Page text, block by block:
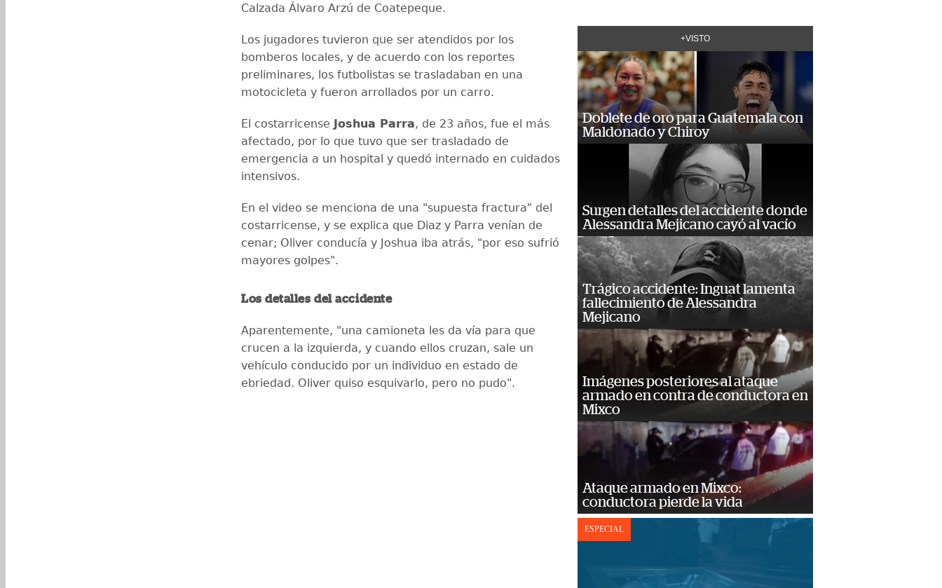
Calzada Álvaro Arzú de Coatepeque.
Los jugadores tuvieron que ser atendidos por los
bomberos locales, y de acuerdo con los reportes
preliminares, los futbolistas se trasladaban en una
motocicleta y fueron arrollados por un carro.
El costarricense Joshua Parra, de 23 años, fue el más
afectado, por lo que tuvo que ser trasladado de
emergencia a un hospital y quedó internado en cuidados
intensivos.
En el video se menciona de una "supuesta fractura" del
costarricense, y se explica que Diaz y Parra venían de
cenar; Oliver conducía y Joshua iba atrás, "por eso sufrió
mayores golpes".
Los detalles del accidente
Aparentemente, "una camioneta les da vía para que
crucen a la izquierda, y cuando ellos cruzan, sale un
vehículo conducido por un individuo en estado de
ebriedad. Oliver quiso esquivarlo, pero no pudo".
+VISTO
Doblete de oro para Guatemala con
Maldonado y Chiroy
Surgen detalles del accidente donde
Alessandra Mejicano cayó al vacío
Trágico accidente: Inguat lamenta
fallecimiento de Alessandra
Mejicano
Imágenes posteriores al ataque
armado en contra de conductora en
Mixco
Ataque armado en Mixco:
conductora pierde la vida
ESPECIAL